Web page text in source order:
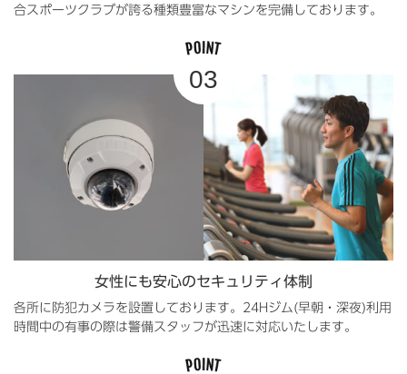
合スポーツクラブが誇る種類豊富なマシンを完備しております。
女性にも安心のセキュリティ体制
各所に防犯カメラを設置しております。24Hジム(早朝・深夜)利用
時間中の有事の際は警備スタッフが迅速に対応いたします。